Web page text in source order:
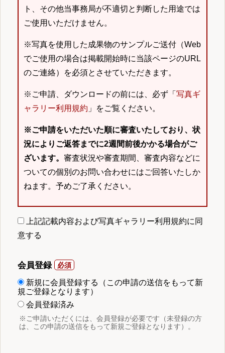
ト、その他当事務局が不適切と判断した用途では
ご使用いただけません。
※写真を使用した成果物のサンプルご送付（Web
でご使用の場合は掲載開始時に当該ページのURL
のご連絡）を必須とさせていただきます。
※ご申請、ダウンロードの前には、必ず「 写真ギ
ャラリー利用規約 」をご覧ください。
※ご申請をいただいた順に審査いたしており、状
況によりご返答までに2週間前後かかる場合がご
ざいます。 審査状況や審査期間、審査内容などに
ついての個別のお問い合わせにはご回答いたしか
ねます。予めご了承ください。
上記記載内容および写真ギャラリー利用規約に同
意する
会員登録
新規に会員登録する（この申請の送信をもって新
規ご登録となります）
会員登録済み
※ご申請いただくには、会員登録が必要です（未登録の方
は、この申請の送信をもって新規ご登録となります）。